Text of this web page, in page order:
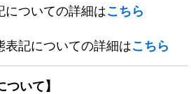
ついての詳細はこちら
記についての詳細はこちら
ついて】